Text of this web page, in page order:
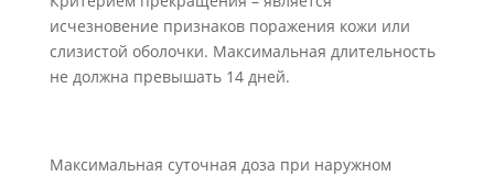
исчезновение признаков поражения кожи или
слизистой оболочки. Максимальная длительность
не должна превышать 14 дней.
Максимальная суточная доза при наружном